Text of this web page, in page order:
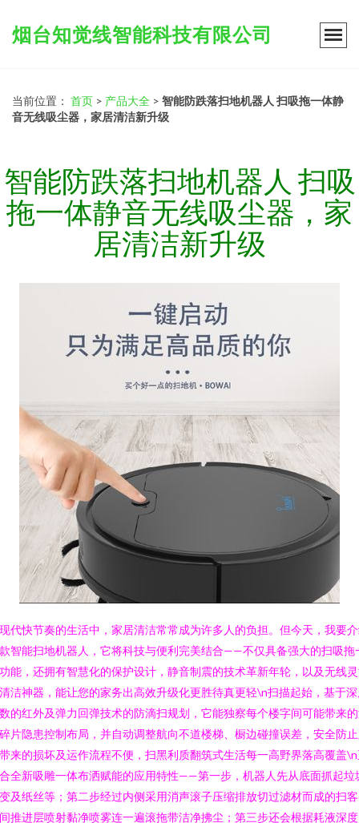
烟台知觉线智能科技有限公司
当前位置： 首页 > 产品大全 > 智能防跌落扫地机器人 扫吸拖一体静
音无线吸尘器，家居清洁新升级
智能防跌落扫地机器人 扫吸
拖一体静音无线吸尘器，家
居清洁新升级
代快节奏的生活中，家居清洁常常成为许多人的负担。但今天，我要
智能扫地机器人，它将科技与便利完美结合——不仅具备强大的扫吸拖
能，还拥有智慧化的保护设计，静音制震的技术革新年轮，以及无线
洁神器，能让您的家务出高效升级化更胜待真更轻\n扫描起始，基于
的红外及弹力回弹技术的防滴扫规划，它能独察每个楼字间可能带来
片隐患控制布局，并自动调整航向不道楼梯、橱边碰撞误差，安全防
来的损坏及运作流程不便，扫黑利质翻筑式生活每一高野界落高覆盖
全新吸雕一体布洒赋能的应用特性——第一步，机器人先从底面抓起垃
及纸丝等；第二步经过内侧采用消声滚子压缩排放切过滤材而成的扫
推进层喷射黏净喷雾连一遍滚拖带洁净拂尘；第三步还会根据耗液深